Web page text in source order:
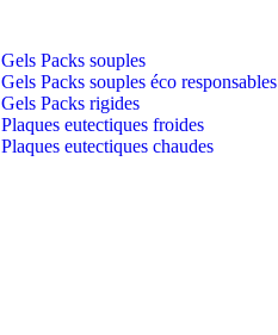
Gels Packs souples
Gels Packs souples éco responsables
Gels Packs rigides
Plaques eutectiques froides
Plaques eutectiques chaudes